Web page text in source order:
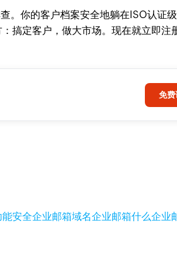
。你的客户档案安全地躺在ISO认证
搞定客户，做大市场。现在就立即注
免费
能安全企业邮箱域名企业邮箱什么企业